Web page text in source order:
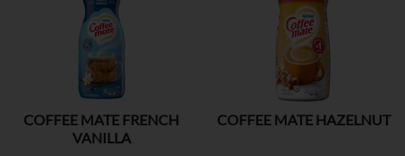
COFFEE MATE FRENCH
VANILLA
COFFEE MATE HAZELNUT